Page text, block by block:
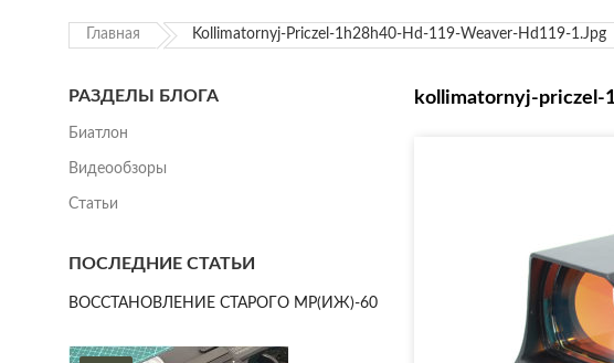
Главная Kollimatornyj-Priczel-1h28h40-Hd-119-Weaver-Hd119-1.jpg
kollimatornyj-priczel-
РАЗДЕЛЫ БЛОГА
Биатлон
Видеообзоры
Статьи
ПОСЛЕДНИЕ СТАТЬИ
ВОССТАНОВЛЕНИЕ СТАРОГО МР(ИЖ)-60